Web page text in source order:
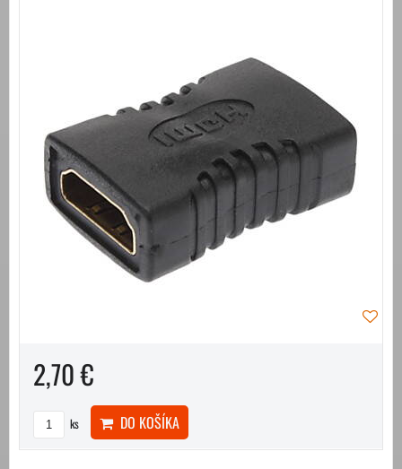
2,70 €
ks DO KOŠÍKA